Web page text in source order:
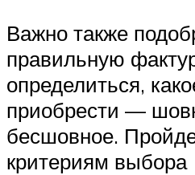
Важно также
правильную
определиться,
приобрести —
бесшовное.
критериям выбора